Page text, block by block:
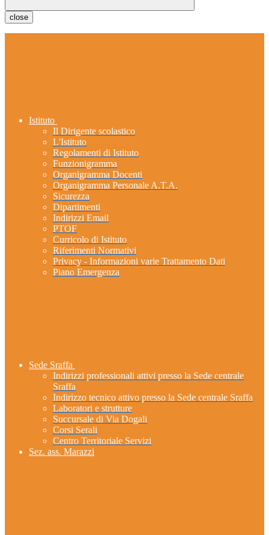
close
Istituto
Il Dirigente scolastico
L'Istituto
Regolamenti di Istituto
Funzionigramma
Organigramma Docenti
Organigramma Personale A.T.A.
Sicurezza
Dipartimenti
Indirizzi Email
PTOF
Curricolo di Istituto
Riferimenti Normativi
Privacy - Informazioni varie Trattamento Dati
Piano Emergenza
Sede Sraffa
Indirizzi professionali attivi presso la Sede centrale
Sraffa
Indirizzo tecnico attivo presso la Sede centrale Sraffa
Laboratori e strutture
Succursale di Via Dogali
Corsi Serali
Centro Territoriale Servizi
Sez. ass. Marazzi